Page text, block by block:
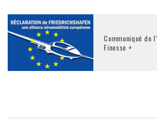
Communiqué de
Finesse +